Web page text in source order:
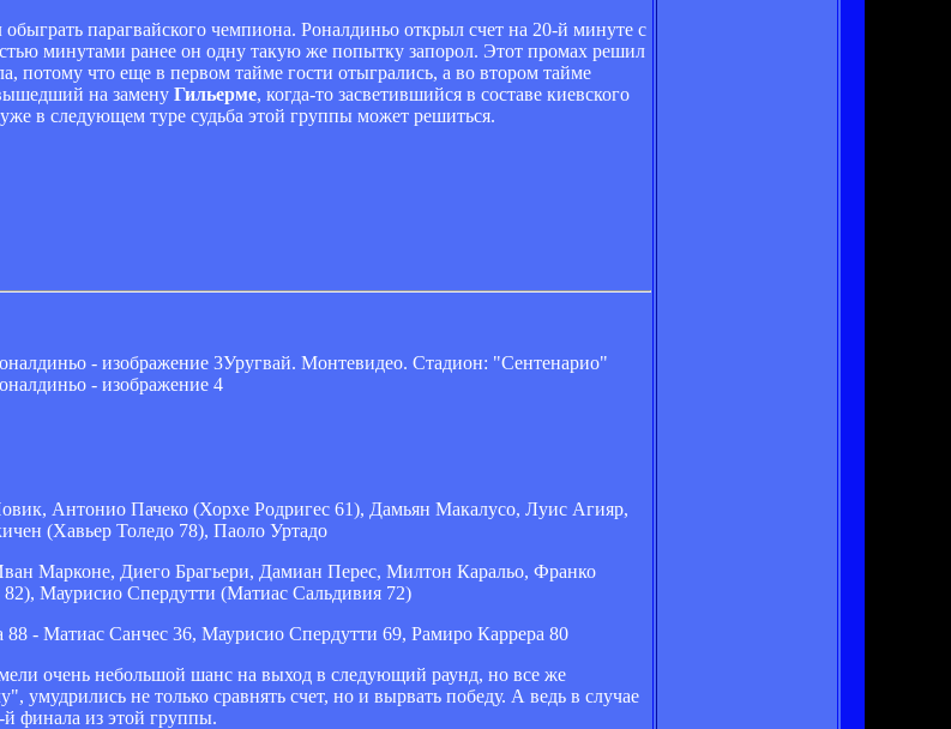
парагвайского чемпиона. Роналдиньо открыл счет на 20-й минуте с
минутами ранее он одну такую же попытку запорол. Этот промах решил
что еще в первом тайме гости отыгрались, а во втором тайме
на замену Гильерме, когда-то засветившийся в составе киевского
в следующем туре судьба этой группы может решиться.
Уругвай. Монтевидео. Стадион: "Сентенарио"
Антонио Пачеко (Хорхе Родригес 61), Дамьян Макалусо, Луис Агияр,
(Хавьер Толедо 78), Паоло Уртадо
Марконе, Диего Брагьери, Дамиан Перес, Милтон Каральо, Франко
Маурисио Спердутти (Матиас Сальдивия 72)
- Матиас Санчес 36, Маурисио Спердутти 69, Рамиро Каррера 80
очень небольшой шанс на выход в следующий раунд, но все же
умудрились не только сравнять счет, но и вырвать победу. А ведь в случае
финала из этой группы.